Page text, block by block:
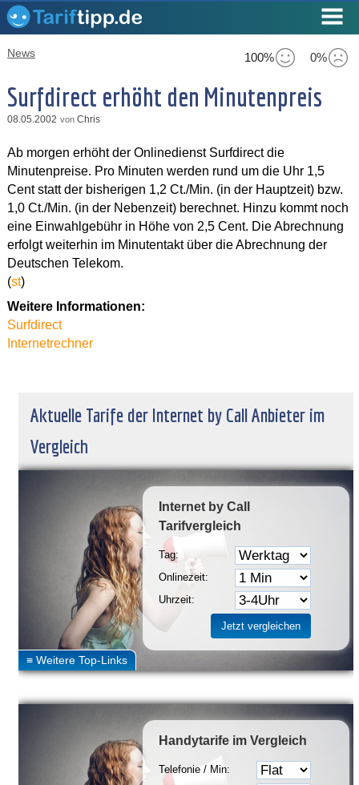
100% 0%
News
Surfdirect erhöht den Minutenpreis
08.05.2002 von Chris
Ab morgen erhöht der Onlinedienst Surfdirect die
Minutenpreise. Pro Minuten werden rund um die Uhr 1,5
Cent statt der bisherigen 1,2 Ct./Min. (in der Hauptzeit) bzw.
1,0 Ct./Min. (in der Nebenzeit) berechnet. Hinzu kommt noch
eine Einwahlgebühr in Höhe von 2,5 Cent. Die Abrechnung
erfolgt weiterhin im Minutentakt über die Abrechnung der
Deutschen Telekom.
(st)
Weitere Informationen:
Surfdirect
Internetrechner
Aktuelle Tarife der Internet by Call Anbieter im
Vergleich
Internet by Call
Tarifvergleich
Tag:
Onlinezeit:
Uhrzeit:
Handytarife im Vergleich
Telefonie / Min: